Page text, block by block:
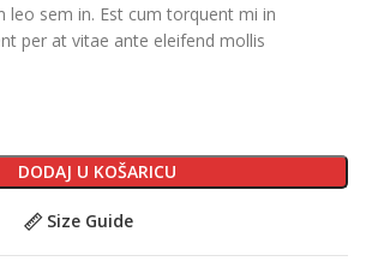
leo sem in. Est cum torquent mi in
per at vitae ante eleifend mollis
DODAJ U KOŠARICU
Size Guide